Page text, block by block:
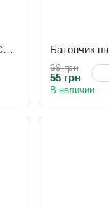
Батончик шоколадный "COCONUT COOKIE+ALMOND" FIZI. 40 г
69 грн
55 грн
В наличии